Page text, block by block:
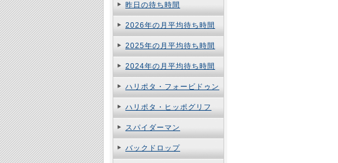
昨日の待ち時間
2026年の月平均待ち時間
2025年の月平均待ち時間
2024年の月平均待ち時間
ハリポタ・フォービドゥン
ハリポタ・ヒッポグリフ
スパイダーマン
バックドロップ